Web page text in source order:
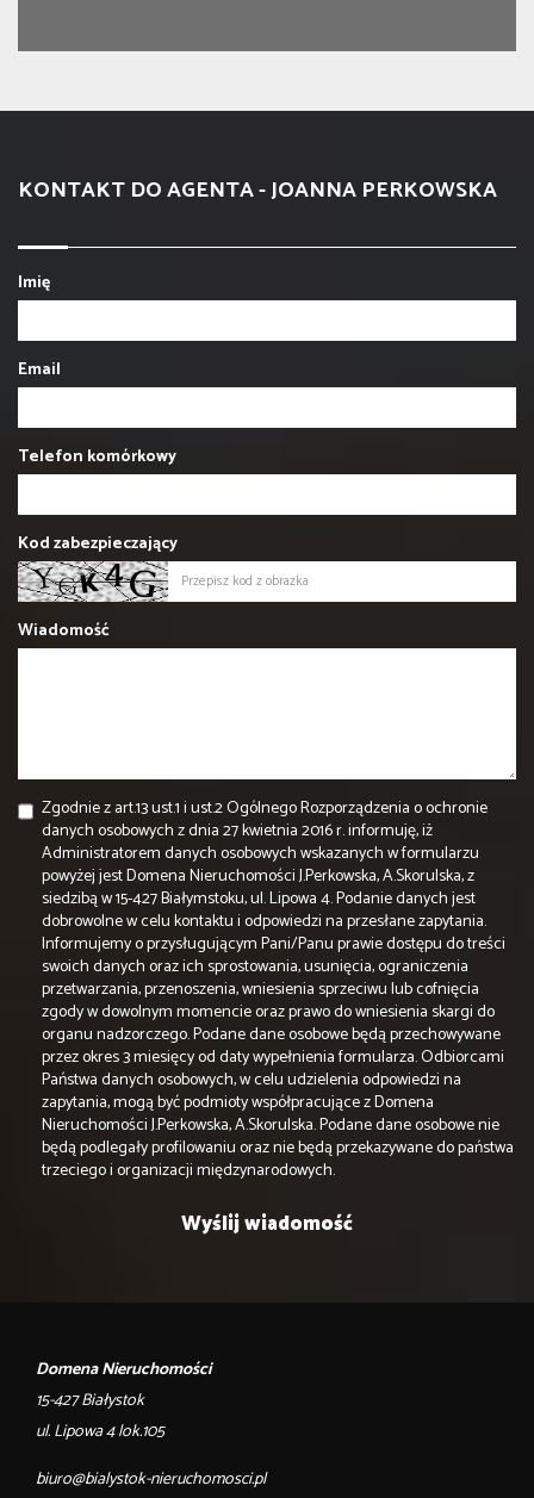
KONTAKT DO AGENTA - JOANNA PERKOWSKA
Imię
Email
Telefon komórkowy
Kod zabezpieczający
Wiadomość
Zgodnie z art.13 ust.1 i ust.2 Ogólnego Rozporządzenia o ochronie
danych osobowych z dnia 27 kwietnia 2016 r. informuję, iż
Administratorem danych osobowych wskazanych w formularzu
powyżej jest Domena Nieruchomości J.Perkowska, A.Skorulska, z
siedzibą w 15-427 Białymstoku, ul. Lipowa 4. Podanie danych jest
dobrowolne w celu kontaktu i odpowiedzi na przesłane zapytania.
Informujemy o przysługującym Pani/Panu prawie dostępu do treści
swoich danych oraz ich sprostowania, usunięcia, ograniczenia
przetwarzania, przenoszenia, wniesienia sprzeciwu lub cofnięcia
zgody w dowolnym momencie oraz prawo do wniesienia skargi do
organu nadzorczego. Podane dane osobowe będą przechowywane
przez okres 3 miesięcy od daty wypełnienia formularza. Odbiorcami
Państwa danych osobowych, w celu udzielenia odpowiedzi na
zapytania, mogą być podmioty współpracujące z Domena
Nieruchomości J.Perkowska, A.Skorulska. Podane dane osobowe nie
będą podlegały profilowaniu oraz nie będą przekazywane do państwa
trzeciego i organizacji międzynarodowych.
Domena Nieruchomości
15-427 Białystok
ul. Lipowa 4 lok.105
biuro@bialystok-nieruchomosci.pl